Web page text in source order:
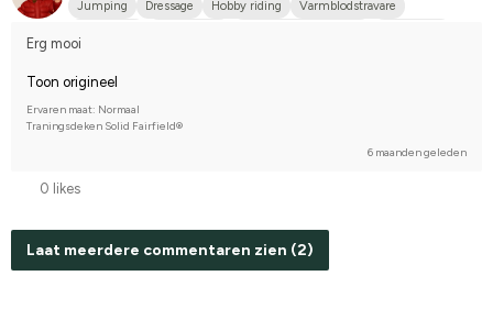
Jumping
Dressage Hobby riding
Varmblodstravare
Erg mooi
Toon origineel
Ervaren maat: Normaal
Traningsdeken Solid Fairfield®
6 maanden geleden
0 likes
Laat meerdere commentaren zien (2)